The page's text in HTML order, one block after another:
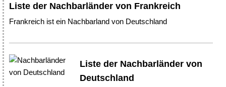
Liste der Nachbarländer von Frankreich
Frankreich ist ein Nachbarland von Deutschland
Liste der Nachbarländer von
Deutschland